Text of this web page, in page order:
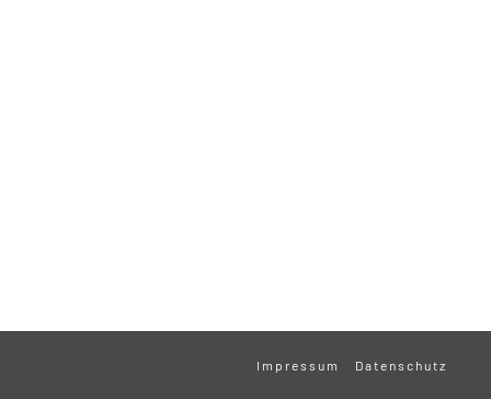
Impressum Datenschutz